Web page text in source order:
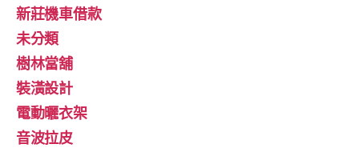
新莊機車借款
未分類
樹林當舖
裝潢設計
電動曬衣架
音波拉皮